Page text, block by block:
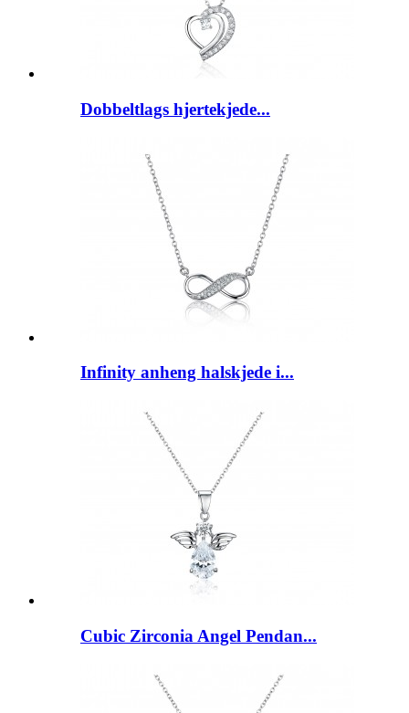
Dobbeltlags hjertekjede...
Infinity anheng halskjede i...
Cubic Zirconia Angel Pendan...